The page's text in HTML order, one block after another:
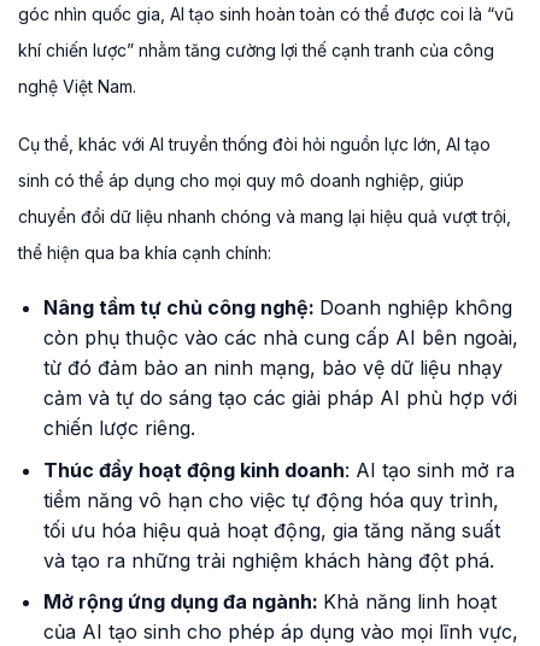
góc nhìn quốc gia, AI tạo sinh hoàn toàn có thể được coi là “vũ
khí chiến lược” nhằm tăng cường lợi thế cạnh tranh của công
nghệ Việt Nam.
Cụ thể, khác với AI truyền thống đòi hỏi nguồn lực lớn, AI tạo
sinh có thể áp dụng cho mọi quy mô doanh nghiệp, giúp
chuyển đổi dữ liệu nhanh chóng và mang lại hiệu quả vượt trội,
thể hiện qua ba khía cạnh chính:
Nâng tầm tự chủ công nghệ: Doanh nghiệp không
còn phụ thuộc vào các nhà cung cấp AI bên ngoài,
từ đó đảm bảo an ninh mạng, bảo vệ dữ liệu nhạy
cảm và tự do sáng tạo các giải pháp AI phù hợp với
chiến lược riêng.
Thúc đẩy hoạt động kinh doanh: AI tạo sinh mở ra
tiềm năng vô hạn cho việc tự động hóa quy trình,
tối ưu hóa hiệu quả hoạt động, gia tăng năng suất
và tạo ra những trải nghiệm khách hàng đột phá.
Mở rộng ứng dụng đa ngành: Khả năng linh hoạt
của AI tạo sinh cho phép áp dụng vào mọi lĩnh vực,